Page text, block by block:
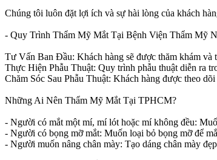
Chúng tôi luôn đặt lợi ích và sự hài lòng của khách
- Quy Trình Thẩm Mỹ Mắt Tại Bệnh Viện Thẩm Mỹ
Tư Vấn Ban Đầu: Khách hàng sẽ được thăm khám và
Thực Hiện Phẫu Thuật: Quy trình phẫu thuật diễn ra
Chăm Sóc Sau Phẫu Thuật: Khách hàng được theo
Những Ai Nên Thẩm Mỹ Mắt Tại TPHCM?
- Người có mắt một mí, mí lót hoặc mí không đều:
- Người có bọng mỡ mắt: Muốn loại bỏ bọng mỡ để
- Người muốn nâng chân mày: Tạo dáng chân mày